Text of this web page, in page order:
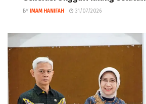
BY IMAM HANIFAH 31/07/2026